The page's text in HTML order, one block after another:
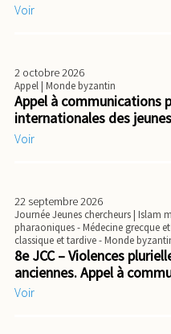
Voir
2 octobre 2026
Appel| Monde byzantin
Appel à communications
internationales des
Voir
22 septembre 2026
Journée Jeunes chercheurs| Islam
pharaoniques - Médecine grecque
classique et tardive - Monde
8e JCC – Violences
anciennes. Appel à
Voir